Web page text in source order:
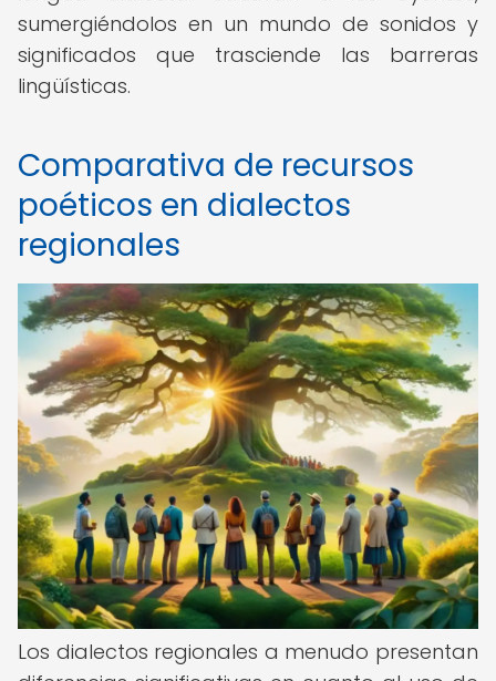
sumergiéndolos en un mundo de sonidos y
significados que trasciende las barreras
lingüísticas.
Comparativa de recursos
poéticos en dialectos
regionales
Los dialectos regionales a menudo presentan